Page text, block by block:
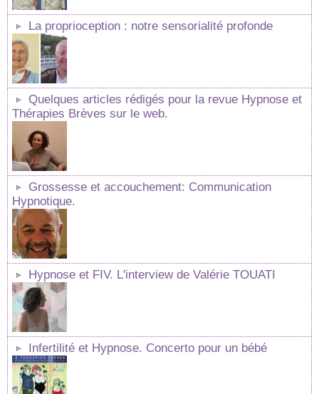
La proprioception : notre sensorialité profonde
Quelques articles rédigés pour la revue Hypnose et
Thérapies Brèves sur le web.
Grossesse et accouchement: Communication
Hypnotique.
Hypnose et FIV. L'interview de Valérie TOUATI
Infertilité et Hypnose. Concerto pour un bébé